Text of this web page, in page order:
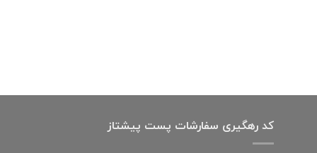
کد رهگیری سفارشات پست پیشتاز